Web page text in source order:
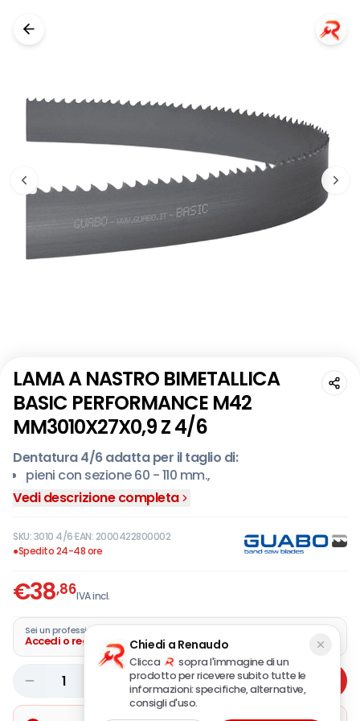
LAMA A NASTRO BIMETALLICA
BASIC PERFORMANCE M42
MM3010X27X0,9 Z 4/6
Dentatura 4/6 adatta per il taglio di:
pieni con sezione 60 - 110 mm.,
profilati con spessore 10 mm. diametro 150 - 200 -
profilati con spessore 15 mm. diametro 80 - 100 - 120
- 150 - 200 mm.,
120 - 150 mm.,
profilati con spessore 30 mm. diametro 80 - 100 -
120 mm.
Vedi descrizione completa
SKU:3010 4/6·EAN:2000422800002
●Spedito 24-48 ore
€38,86IVA incl.
Sei un professionista?
Accedi o registra la tua azienda
1 Aggiungi
Chiedi a Renaudo
Clicca
sopra l'immagine di un
prodotto per ricevere subito tutte le
informazioni: specifiche, alternative,
consigli d'uso.